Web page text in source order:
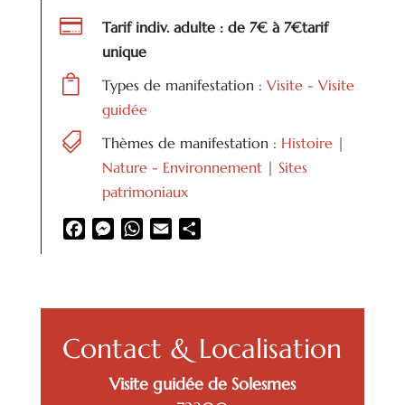

Tarif indiv. adulte : de 7€ à 7€tarif
unique
 Types de manifestation : Visite - Visite
guidée
 Thèmes de manifestation : Histoire|
Nature - Environnement| Sites
patrimoniaux
FacebookMessenger
WhatsApp
Email
Contact & Localisation
Visite guidée de Solesmes